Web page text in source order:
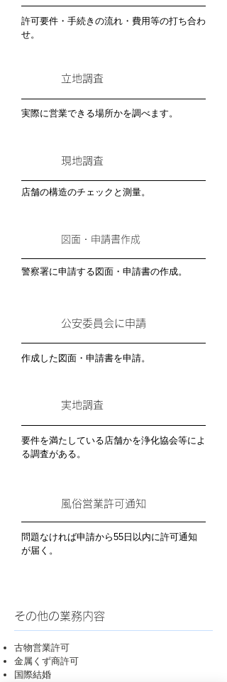
許可要件・手続きの流れ・費用等の打ち合わ
せ。
立地調査
実際に営業できる場所かを調べます。
現地調査
店舗の構造のチェックと測量。
図面・申請書作成
警察署に申請する図面・申請書の作成。
公安委員会に申請
作成した図面・申請書を申請。
実地調査
要件を満たしている店舗かを浄化協会等によ
る調査がある。
風俗営業許可通知
問題なければ申請から55日以内に許可通知
が届く。
その他の業務内容
古物営業許可
金属くず商許可
国際結婚